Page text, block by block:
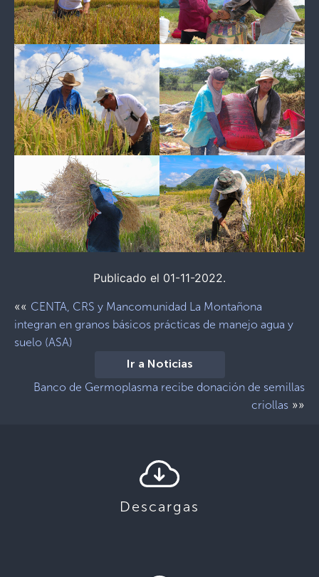
Publicado el 01-11-2022.
«« CENTA, CRS y Mancomunidad La Montañona
integran en granos básicos prácticas de manejo agua y
suelo (ASA)
Ir a Noticias
Banco de Germoplasma recibe donación de semillas
criollas »»
Descargas